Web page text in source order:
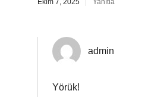
Ekim 7, 2025 Yanıtla
admin
Yörük!